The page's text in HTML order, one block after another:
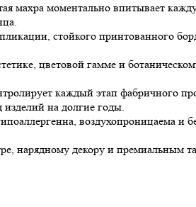
махра моментально впитывает
стойкого принтованного
цветовой гамме и
каждый этап фабричного
на долгие годы.
воздухопроницаема
нарядному декору и премиальным